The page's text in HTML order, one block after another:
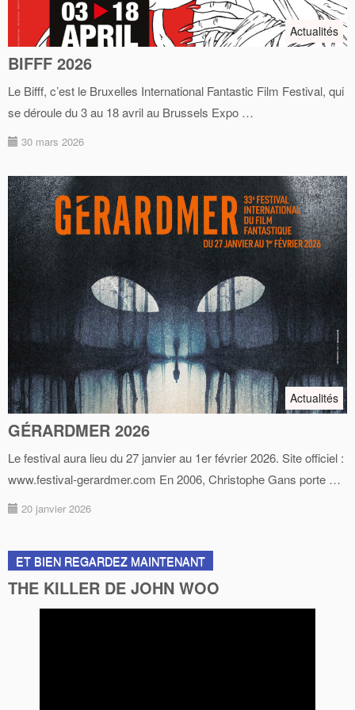
Actualités
BIFFF 2026
Le Bifff, c’est le Bruxelles International Fantastic Film Festival, qui
se déroule du 3 au 18 avril au Brussels Expo …
30 mars 2026
Actualités
GÉRARDMER 2026
Le festival aura lieu du 27 janvier au 1er février 2026. Site officiel :
www.festival-gerardmer.com En 2006, Christophe Gans porte …
20 janvier 2026
ET BIEN REGARDEZ MAINTENANT
THE KILLER DE JOHN WOO